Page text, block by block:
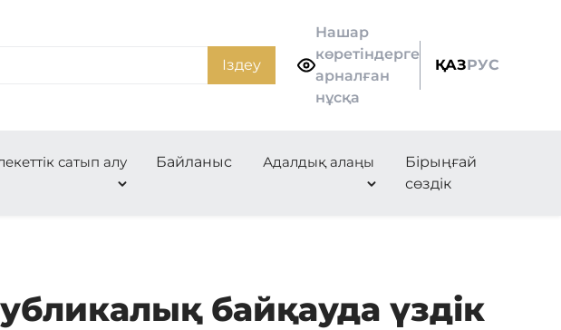
Іздеу
Нашар
көретіндерге
арналған
нұсқа
ҚАЗРУС
сатып алу Байланыс Адалдық алаңы
Бірыңғай
сөздік
байқауда үздік